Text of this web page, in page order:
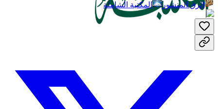
الرق المنشور المكتبة الشاملة